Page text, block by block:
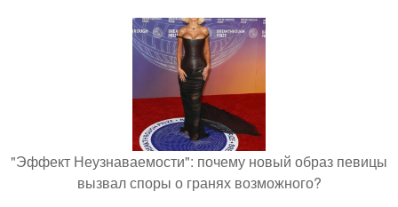
"Эффект Неузнаваемости": почему новый образ певицы
вызвал споры о гранях возможного?